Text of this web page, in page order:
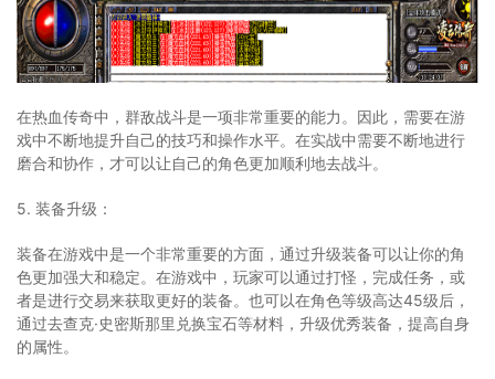
在热血传奇中，群敌战斗是一项非常重要的能力。因此，需要在游
戏中不断地提升自己的技巧和操作水平。在实战中需要不断地进行
磨合和协作，才可以让自己的角色更加顺利地去战斗。
5. 装备升级：
装备在游戏中是一个非常重要的方面，通过升级装备可以让你的角
色更加强大和稳定。在游戏中，玩家可以通过打怪，完成任务，或
者是进行交易来获取更好的装备。也可以在角色等级高达45级后，
通过去查克·史密斯那里兑换宝石等材料，升级优秀装备，提高自身
的属性。